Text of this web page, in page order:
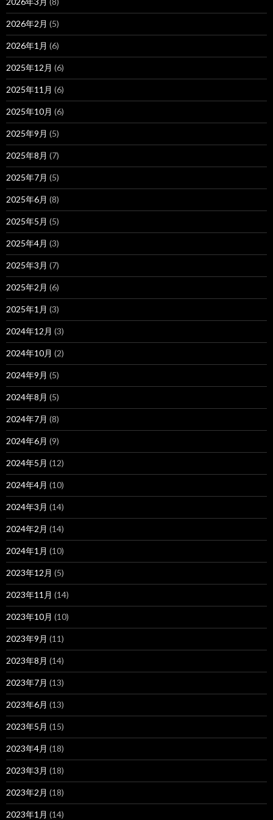
2026年2月 (5)
2026年1月 (6)
2025年12月 (6)
2025年11月 (6)
2025年10月 (6)
2025年9月 (5)
2025年8月 (7)
2025年7月 (5)
2025年6月 (8)
2025年5月 (5)
2025年4月 (3)
2025年3月 (7)
2025年2月 (6)
2025年1月 (3)
2024年12月 (3)
2024年10月 (2)
2024年9月 (5)
2024年8月 (5)
2024年7月 (8)
2024年6月 (9)
2024年5月 (12)
2024年4月 (10)
2024年3月 (14)
2024年2月 (14)
2024年1月 (10)
2023年12月 (5)
2023年11月 (14)
2023年10月 (10)
2023年9月 (11)
2023年8月 (14)
2023年7月 (13)
2023年6月 (13)
2023年5月 (15)
2023年4月 (18)
2023年3月 (18)
2023年2月 (18)
2023年1月 (14)